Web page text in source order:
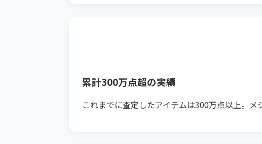
累計300万点超の実績
これまでに査定したアイテムは300万点以上。